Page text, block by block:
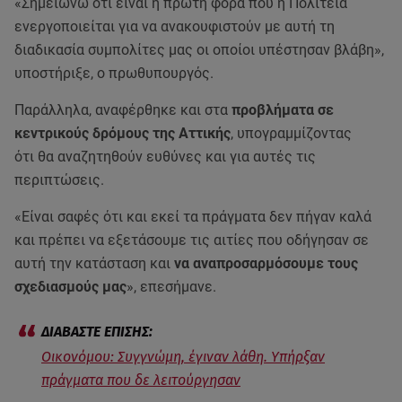
ενεργοποιείται για να ανακουφιστούν με αυτή τη
διαδικασία συμπολίτες μας οι οποίοι υπέστησαν βλάβη»,
υποστήριξε, ο πρωθυπουργός.
Παράλληλα, αναφέρθηκε και στα προβλήματα σε
κεντρικούς δρόμους της Αττικής, υπογραμμίζοντας
ότι θα αναζητηθούν ευθύνες και για αυτές τις
περιπτώσεις.
«Είναι σαφές ότι και εκεί τα πράγματα δεν πήγαν καλά
και πρέπει να εξετάσουμε τις αιτίες που οδήγησαν σε
αυτή την κατάσταση και να αναπροσαρμόσουμε τους
σχεδιασμούς μας», επεσήμανε.
Οικονόμου: Συγγνώμη, έγιναν λάθη. Υπήρξαν
πράγματα που δε λειτούργησαν